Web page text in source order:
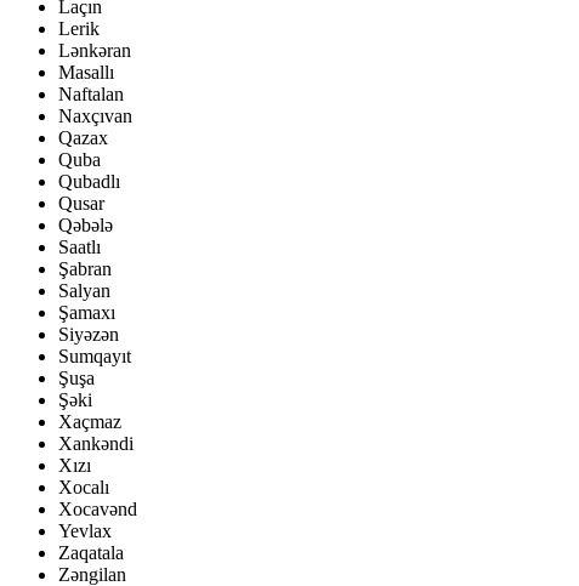
Laçın
Lerik
Lənkəran
Masallı
Naftalan
Naxçıvan
Qazax
Quba
Qubadlı
Qusar
Qəbələ
Saatlı
Şabran
Salyan
Şamaxı
Siyəzən
Sumqayıt
Şuşa
Şəki
Xaçmaz
Xankəndi
Xızı
Xocalı
Xocavənd
Yevlax
Zaqatala
Zəngilan